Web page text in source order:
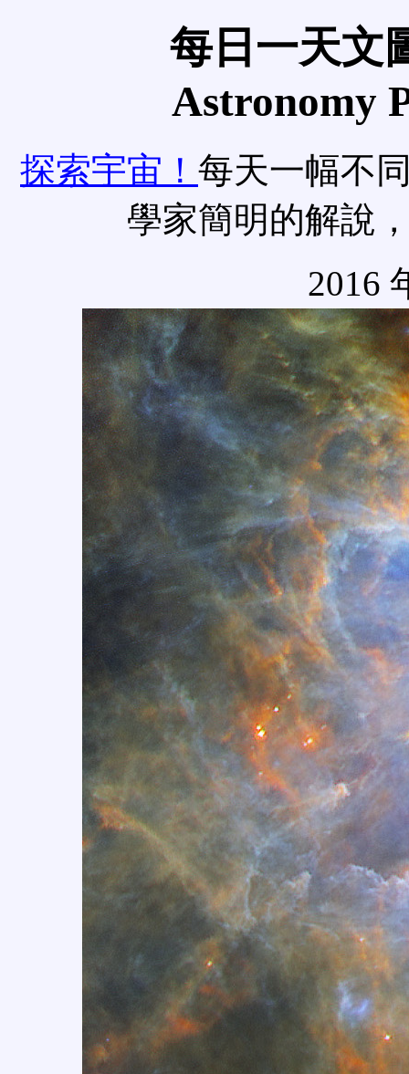
每日一天文
Astronomy
探索宇宙！ 每天一幅不
學家簡明的解說
2016